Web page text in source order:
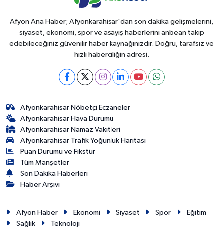
Afyon Ana Haber; Afyonkarahisar'dan son dakika gelişmelerini,
siyaset, ekonomi, spor ve asayiş haberlerini anbean takip
edebileceğiniz güvenilir haber kaynağınızdır. Doğru, tarafsız ve
hızlı haberciliğin adresi.
Afyonkarahisar Nöbetçi Eczaneler
Afyonkarahisar Hava Durumu
Afyonkarahisar Namaz Vakitleri
Afyonkarahisar Trafik Yoğunluk Haritası
Puan Durumu ve Fikstür
Tüm Manşetler
Son Dakika Haberleri
Haber Arşivi
Afyon Haber Ekonomi Siyaset Spor
Eğitim
Sağlık
Teknoloji